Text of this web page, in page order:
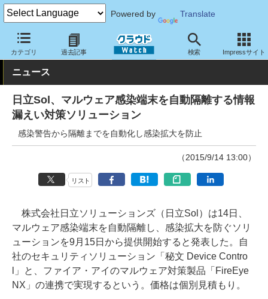
Powered by Translate
カテゴリ 過去記事 検索 Impressサイト
クラウド Watch セキュリティ セキュリティサービス
ニュース
日立Sol、マルウェア感染端末を自動隔離する情報
漏えい対策ソリューション
感染警告から隔離までを自動化し感染拡大を防止
（2015/9/14 13:00）
リスト
株式会社日立ソリューションズ（日立Sol）は14日、
マルウェア感染端末を自動隔離し、感染拡大を防ぐソリ
ューションを9月15日から提供開始すると発表した。自
社のセキュリティソリューション「秘文 Device Contro
l」と、ファイア・アイのマルウェア対策製品「FireEye
NX」の連携で実現するという。価格は個別見積もり。